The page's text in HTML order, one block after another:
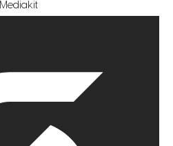
Mediakit